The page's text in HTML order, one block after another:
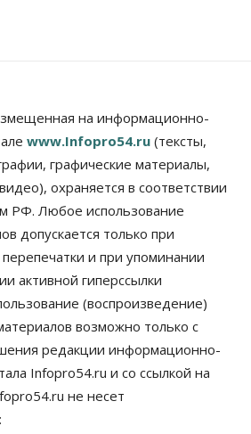
Новосибирска
на сумму почти 700 млн рублей
потребовали
два миллиарда
Назначения
Новосибирской области
в Москве
объяснили ситуацию с
на улице Ленина
на информационно-
www.Infopro54.ru (тексты,
графические материалы,
охраняется в соответствии
РФ. Любое использование
допускается только при
и при упоминании
активной гиперссылки
(воспроизведение)
возможно только с
редакции информационно-
Infopro54.ru и со ссылкой на
не несет